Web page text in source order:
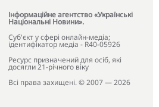
Інформаційне агентство «Українські
Національні Новини».
Cуб'єкт у сфері онлайн-медіа;
ідентифікатор медіа - R40-05926
Ресурс призначений для осіб, які
досягли 21-річного віку
Всі права захищені. © 2007 — 2026